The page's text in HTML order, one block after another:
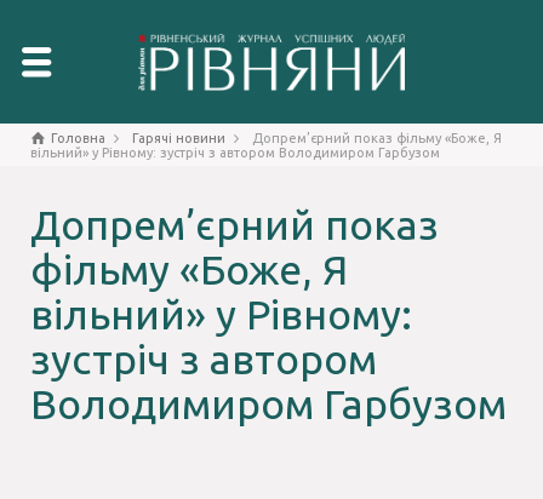
Головна Гарячі новини
Допрем’єрний показ фільму «Боже, Я
вільний» у Рівному: зустріч з автором Володимиром Гарбузом
Допрем’єрний показ
фільму «Боже, Я
вільний» у Рівному:
зустріч з автором
Володимиром Гарбузом